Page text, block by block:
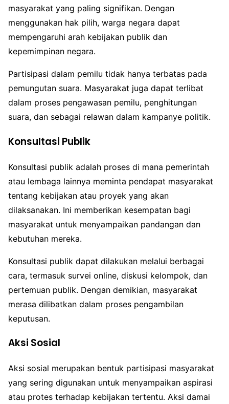
masyarakat yang paling signifikan. Dengan
menggunakan hak pilih, warga negara dapat
mempengaruhi arah kebijakan publik dan
kepemimpinan negara.
Partisipasi dalam pemilu tidak hanya terbatas pada
pemungutan suara. Masyarakat juga dapat terlibat
dalam proses pengawasan pemilu, penghitungan
suara, dan sebagai relawan dalam kampanye politik.
Konsultasi Publik
Konsultasi publik adalah proses di mana pemerintah
atau lembaga lainnya meminta pendapat masyarakat
tentang kebijakan atau proyek yang akan
dilaksanakan. Ini memberikan kesempatan bagi
masyarakat untuk menyampaikan pandangan dan
kebutuhan mereka.
Konsultasi publik dapat dilakukan melalui berbagai
cara, termasuk survei online, diskusi kelompok, dan
pertemuan publik. Dengan demikian, masyarakat
merasa dilibatkan dalam proses pengambilan
keputusan.
Aksi Sosial
Aksi sosial merupakan bentuk partisipasi masyarakat
yang sering digunakan untuk menyampaikan aspirasi
atau protes terhadap kebijakan tertentu. Aksi damai